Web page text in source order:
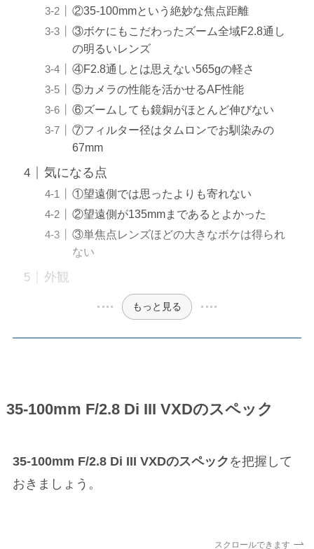
②35-100mmという絶妙な焦点距離
③ボケにもこだわったズーム全域F2.8通し
の明るいレンズ
④F2.8通しとは思えない565gの軽さ
⑤カメラの性能を活かせるAF性能
⑥ズームしても鏡銅がほとんど伸びない
⑦フィルター径はタムロンでお馴染みの
67mm
気になる点
①望遠側では思ったよりも寄れない
②望遠側が135mmまであるとよかった
③単焦点レンズほどの大きなボケは得られ
ない
外観
もっと見る
35-100mm F/2.8 Di III VXDのスペック
35-100mm F/2.8 Di III VXDのスペック を把握して
おきましょう。
スクロールできます